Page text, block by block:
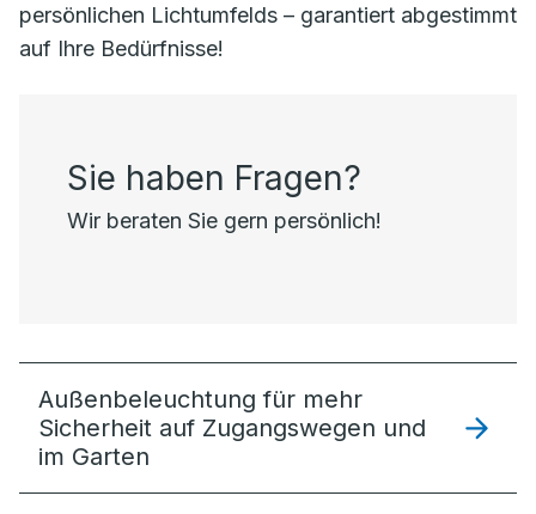
persönlichen Lichtumfelds – garantiert abgestimmt
auf Ihre Bedürfnisse!
Sie haben Fragen?
Wir beraten Sie gern persönlich!
Außenbeleuchtung für mehr
Sicherheit auf Zugangswegen und
im Garten